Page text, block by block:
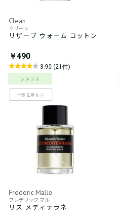
Clean
クリーン
リザーブ ウォーム コットン
￥490
3.90 (21件)
シトラス
一部在庫なし
Frederic Malle
フレデリック マル
リス メディテラネ